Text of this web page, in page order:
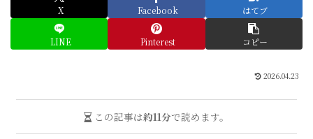
X Facebook はてブ
LINE Pinterest コピー
2026.04.23
この記事は約11分で読めます。